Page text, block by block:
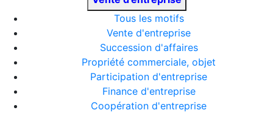
Tous les motifs
Vente d'entreprise
Succession d'affaires
Propriété commerciale, objet
Participation d'entreprise
Finance d'entreprise
Coopération d'entreprise